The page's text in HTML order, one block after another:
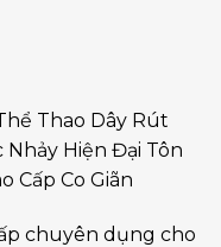
Thao Dây Rút
Nhảy Hiện Đại Tôn
Cấp Co Giãn
chuyên dụng cho